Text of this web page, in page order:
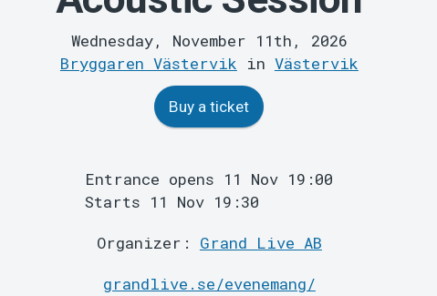
Wednesday, November 11th, 2026
Bryggaren Västervik in Västervik
Buy a ticket
Entrance opens 11 Nov 19:00
Starts 11 Nov 19:30
Organizer: Grand Live AB
grandlive.se/evenemang/